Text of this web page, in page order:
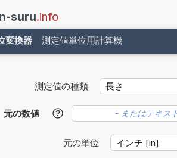
suru.info
変換器 測定値単位用計算機
測定値の種類
元の数値 ?
元の単位